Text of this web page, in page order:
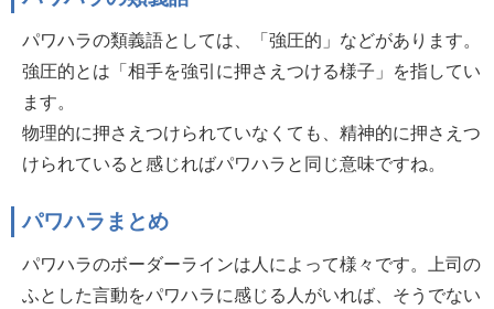
パワハラの類義語としては、「強圧的」などがあります。
強圧的とは「相手を強引に押さえつける様子」を指してい
ます。
物理的に押さえつけられていなくても、精神的に押さえつ
けられていると感じればパワハラと同じ意味ですね。
パワハラまとめ
パワハラのボーダーラインは人によって様々です。上司の
ふとした言動をパワハラに感じる人がいれば、そうでない